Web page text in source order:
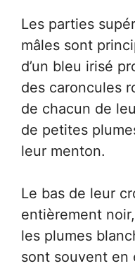
Les parties
mâles sont
d’un bleu irisé
des caroncules
de chacun de
de petites
leur menton.
Le bas de leur
entièrement
les plumes
sont souvent en